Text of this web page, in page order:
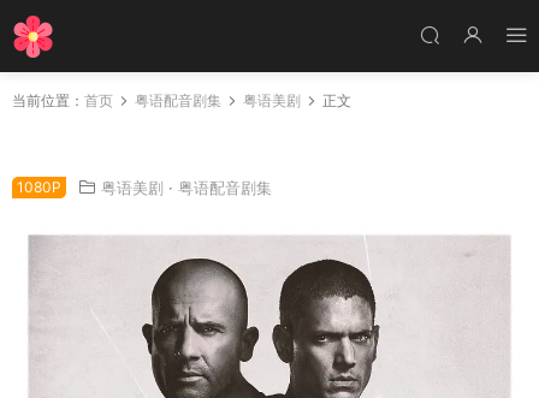
当前位置： 首页 粤语配音剧集 粤语美剧 正文
1080P 粤语美剧 · 粤语配音剧集